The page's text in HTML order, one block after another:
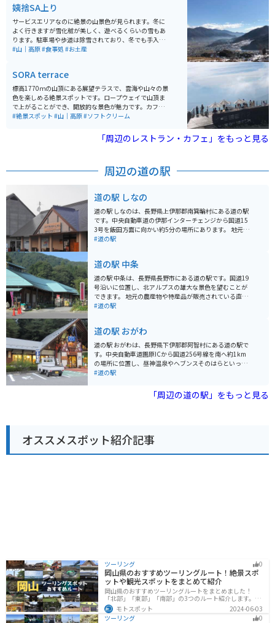
姨捨SA上り
サービスエリアなのに絶景の山景色が見られます。冬に
よく行きますが雪化粧が美しく、遊べるくらいの雪もあ
ります。駐車場や歩道は除雪されており、冬でも手入れ
が行き届いていると感じます。フードが美味しいのも嬉
#山｜高原#食事処 #お土産
SORA terrace
標高1770ｍの山頂にある展望テラスで、雲海や山々の景
色を楽しめる絶景スポットです。ロープウェイで山頂ま
で上がることができ、開放的な景色が魅力です。カフェ
も併設されており、ゆっくり過ごすことができます。 注
時間帯によって見えない場合もあります。
#絶景スポット #山｜高原#ソフトクリーム
「周辺のレストラン・カフェ」をもっと見る
周辺の道の駅
道の駅 しなの
道の駅 しなのは、長野県上伊那郡南箕輪村にある道の駅
です。中央自動車道の伊那インターチェンジから国道15
3号を飯田方面に向かい約5分の場所にあります。 地元の
農産物が人気で、新鮮な野菜や果物が販売されている直
やりんごを使ったお菓子などが人気です。 また、レスト
ランでは地元産の食材を使った料理を楽しむことができ
ます。名物は、信州味噌を使ったラーメンや、地元産の
蕎麦粉を使った手打ち蕎麦です。 バイクで訪れる際は、
道の駅 しなのの広い駐車場にバイクを停めることができ
ポットも点在しています。道の駅 しなのを拠点に、長野
県の自然を満喫するのも良いでしょう。
#道の駅
道の駅 中条
道の駅 中条は、長野県長野市にある道の駅です。国道19
号沿いに位置し、北アルプスの雄大な景色を望むことが
できます。 地元の農産物や特産品が販売されている直売
所は、新鮮な野菜や果物が人気です。また、レストラン
休憩場所として最適です。駐車場も広く、バイクスタン
ドも完備されています。北アルプスを望む絶景ポイント
としても知られており、休憩しながら雄大な景色を楽し
むことができます。 周辺には、観光スポットも点在して
います。小丸山公園や茶臼山恐竜公園は、家族連れに人
は、地元の特産品やグルメ、そして雄大な自然を楽しむ
#道の駅
道の駅 おがわ
道の駅 おがわは、長野県下伊那郡阿智村にある道の駅で
す。中央自動車道園原ICから国道256号線を南へ約1km
の場所に位置し、昼神温泉やヘブンスそのはらといった
観光スポットへのアクセスも良好です。 周辺の観光スポ
などが挙げられます。また、地元産の農産物や特産品を
販売する直売所や、レストランも併設されています。バ
た、道の駅 おがわ限定のオリジナルソフトクリームも人
気があります。
#道の駅
「周辺の道の駅」をもっと見る
オススメスポット紹介記事
ツーリング 0
岡山県のおすすめツーリングルート！絶景スポ
ットや観光スポットをまとめて紹介
岡山県のおすすめツーリングルートをまとめました！
「北部」「東部」「南部」の3つのルート紹介します。岡
山市や倉敷市など、歴史ある街並みも魅力的で、バイク
ツーリングに最適なスポットが多数あります。バイクで
岡山県にツーリングに行く際は参考にしてください。
モトスポット
2024-06-03
ツーリング
0